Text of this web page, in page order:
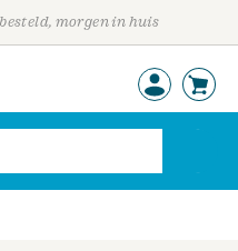
morgen in huis